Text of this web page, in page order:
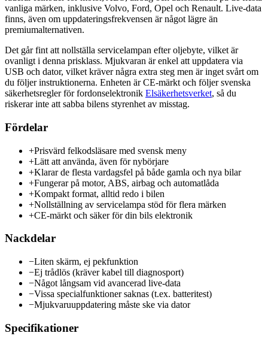
vanliga märken, inklusive Volvo, Ford, Opel och Renault. Live-data
finns, även om uppdateringsfrekvensen är något lägre än
premiumalternativen.
Det går fint att nollställa servicelampan efter oljebyte, vilket är
ovanligt i denna prisklass. Mjukvaran är enkel att uppdatera via
USB och dator, vilket kräver några extra steg men är inget svårt om
du följer instruktionerna. Enheten är CE-märkt och följer svenska
säkerhetsregler för fordonselektronik Elsäkerhetsverket, så du
riskerar inte att sabba bilens styrenhet av misstag.
Fördelar
+Prisvärd felkodsläsare med svensk meny
+Lätt att använda, även för nybörjare
+Klarar de flesta vardagsfel på både gamla och nya bilar
+Fungerar på motor, ABS, airbag och automatlåda
+Kompakt format, alltid redo i bilen
+Nollställning av servicelampa stöd för flera märken
+CE-märkt och säker för din bils elektronik
Nackdelar
−Liten skärm, ej pekfunktion
−Ej trådlös (kräver kabel till diagnosport)
−Något långsam vid avancerad live-data
−Vissa specialfunktioner saknas (t.ex. batteritest)
−Mjukvaruuppdatering måste ske via dator
Specifikationer